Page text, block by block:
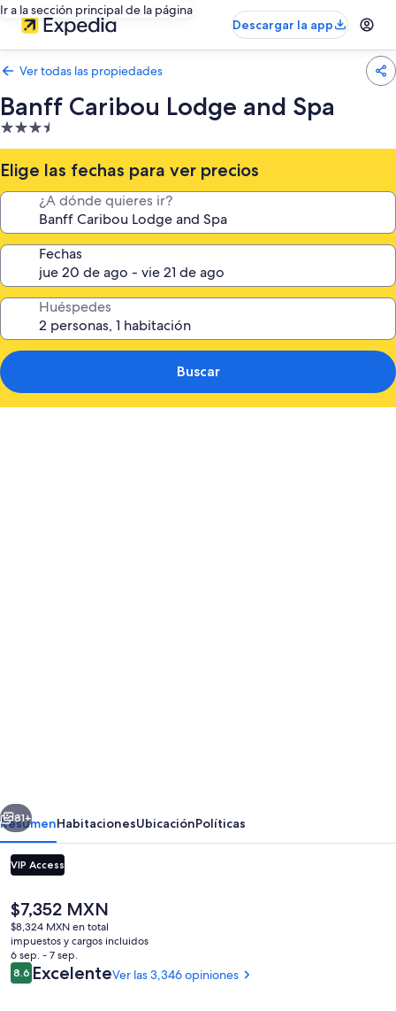
Ir a la sección principal de la página
Descargar la app
Ver todas las propiedades
Banff Caribou Lodge and Spa
Propiedad
de
3.5
estrellas
Elige las fechas para ver precios
¿A dónde quieres ir?
Fechas
Huéspedes
Buscar
Spa
Siguiente
81+
ResumenHabitacionesUbicaciónPolíticas
VIP Access
El
precio
actual
es
de
$7,352 MXN
$7,352 MXN
$8,324 MXN en total
impuestos y cargos incluidos
6 sep. - 7 sep.
Opiniones
8.68.6 de 10,
ExcelenteVer las 3,346 opiniones